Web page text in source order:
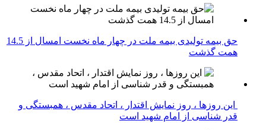
حق بیمه تولیدی بیمه ملت در چهار ماه نخست امسال از 14.5
همت گذشت
این روزها ، روز نمایش اقتدار ، اتحاد مقدس ، همبستگی و
قدر شناسی از امام شهید است